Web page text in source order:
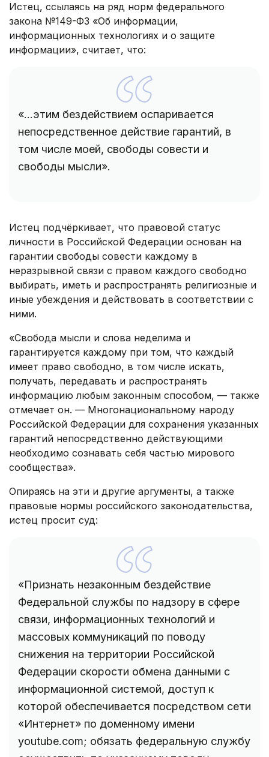
Истец, ссылаясь на ряд норм федерального
закона №149-ФЗ «Об информации,
информационных технологиях и о защите
информации», считает, что:
«...этим бездействием оспаривается
непосредственное действие гарантий, в
том числе моей, свободы совести и
свободы мысли».
Истец подчёркивает, что правовой статус
личности в Российской Федерации основан на
гарантии свободы совести каждому в
неразрывной связи с правом каждого свободно
выбирать, иметь и распространять религиозные и
иные убеждения и действовать в соответствии с
ними.
«Свобода мысли и слова неделима и
гарантируется каждому при том, что каждый
имеет право свободно, в том числе искать,
получать, передавать и распространять
информацию любым законным способом, — также
отмечает он. — Многонациональному народу
Российской Федерации для сохранения указанных
гарантий непосредственно действующими
необходимо сознавать себя частью мирового
сообщества».
Опираясь на эти и другие аргументы, а также
правовые нормы российского законодательства,
истец просит суд:
«Признать незаконным бездействие
Федеральной службы по надзору в сфере
связи, информационных технологий и
массовых коммуникаций по поводу
снижения на территории Российской
Федерации скорости обмена данными с
информационной системой, доступ к
которой обеспечивается посредством сети
«Интернет» по доменному имени
youtube.com; обязать федеральную службу